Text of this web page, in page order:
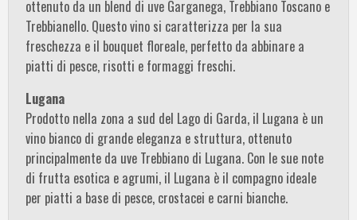
ottenuto da un blend di uve Garganega, Trebbiano Toscano e
Trebbianello. Questo vino si caratterizza per la sua
freschezza e il bouquet floreale, perfetto da abbinare a
piatti di pesce, risotti e formaggi freschi.
Lugana
Prodotto nella zona a sud del Lago di Garda, il Lugana è un
vino bianco di grande eleganza e struttura, ottenuto
principalmente da uve Trebbiano di Lugana. Con le sue note
di frutta esotica e agrumi, il Lugana è il compagno ideale
per piatti a base di pesce, crostacei e carni bianche.